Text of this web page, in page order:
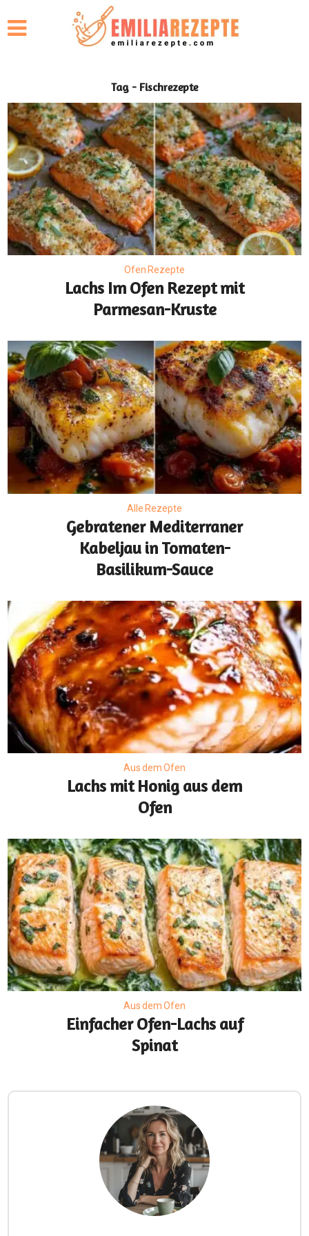
Tag - Fischrezepte
Ofen Rezepte
Lachs Im Ofen Rezept mit
Parmesan-Kruste
Alle Rezepte
Gebratener Mediterraner
Kabeljau in Tomaten-
Basilikum-Sauce
Aus dem Ofen
Lachs mit Honig aus dem
Ofen
Aus dem Ofen
Einfacher Ofen-Lachs auf
Spinat